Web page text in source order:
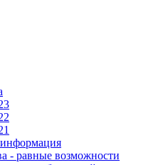
- равные возможности